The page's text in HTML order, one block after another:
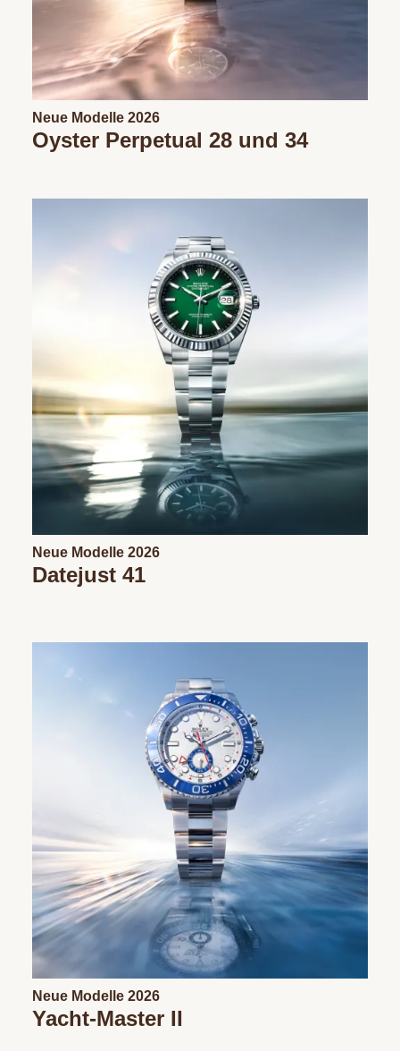
Neue Modelle 2026
Oyster Perpetual 28 und 34
Neue Modelle 2026
Datejust 41
Neue Modelle 2026
Yacht-Master II